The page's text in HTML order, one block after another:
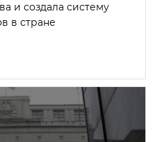
и создала систему
в стране